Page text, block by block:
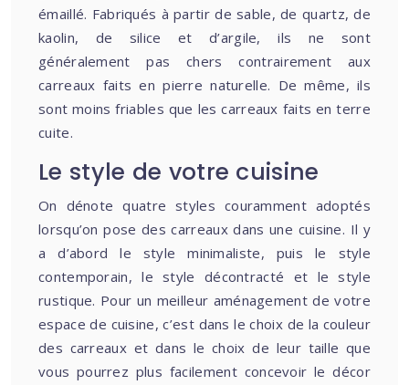
émaillé. Fabriqués à partir de sable, de quartz, de
kaolin, de silice et d’argile, ils ne sont
généralement pas chers contrairement aux
carreaux faits en pierre naturelle. De même, ils
sont moins friables que les carreaux faits en terre
cuite.
Le style de votre cuisine
On dénote quatre styles couramment adoptés
lorsqu’on pose des carreaux dans une cuisine. Il y
a d’abord le style minimaliste, puis le style
contemporain, le style décontracté et le style
rustique. Pour un meilleur aménagement de votre
espace de cuisine, c’est dans le choix de la couleur
des carreaux et dans le choix de leur taille que
vous pourrez plus facilement concevoir le décor